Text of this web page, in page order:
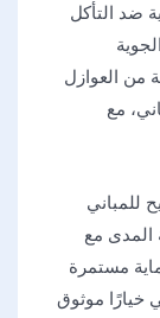
ضد التأكل
من العوازل
مع
للمباني
المدى مع
مستمرة
خيارًا موثوق